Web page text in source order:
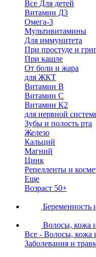
Все Для детей
Витамин Д3
Омега-3
Мультивитамины
Для иммунитета
При простуде и
При кашле
От боли и жара
для ЖКТ
Витамин В
Витамин С
Витамин К2
для нервной
Зубы и полость рта
Железо
Кальций
Магний
Цинк
Репелленты и
Еще
Возраст 50+
Беременность
Волосы, кожа
Все - Волосы, кожа
Заболевания и